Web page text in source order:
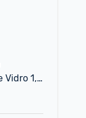
Vidro 1,0